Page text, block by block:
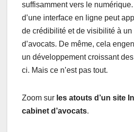
suffisamment vers le
d’une interface en ligne peut
de crédibilité et de visibilité à un
d’avocats. De même, cela
un développement croissant
ci. Mais ce n’est pas tout.
Zoom sur les atouts d’un site
cabinet d’avocats.